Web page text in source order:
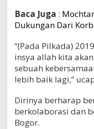
Baca Juga :
Dukungan Dari
“(Pada Pilkada)
insya allah kita
sebuah
lebih baik lagi,”
Dirinya berharap
berkolaborasi dan
Bogor.